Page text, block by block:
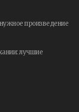
произведение
лучшие